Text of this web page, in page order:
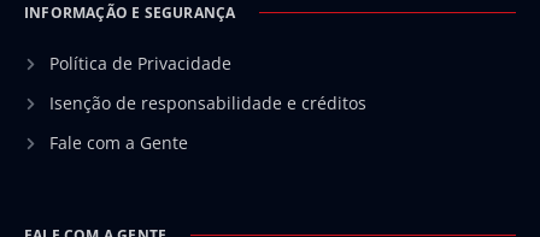
INFORMAÇÃO E SEGURANÇA
Política de Privacidade
Isenção de responsabilidade e créditos
Fale com a Gente